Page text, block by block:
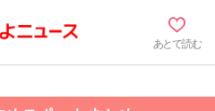
あとで読む